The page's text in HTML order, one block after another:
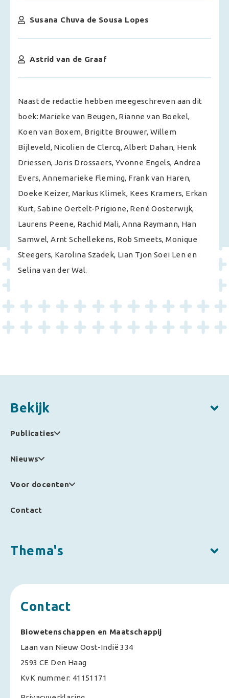
Susana Chuva de Sousa Lopes
Astrid van de Graaf
Naast de redactie hebben meegeschreven aan dit
boek: Marieke van Beugen, Rianne van Boekel,
Koen van Boxem, Brigitte Brouwer, Willem
Bijleveld, Nicolien de Clercq, Albert Dahan, Henk
Driessen, Joris Drossaers, Yvonne Engels, Andrea
Evers, Annemarieke Fleming, Frank van Haren,
Doeke Keizer, Markus Klimek, Kees Kramers, Erkan
Kurt, Sabine Oertelt-Prigione, René Oosterwijk,
Laurens Peene, Rachid Mali, Anna Raymann, Han
Samwel, Arnt Schellekens, Rob Smeets, Monique
Steegers, Karolina Szadek, Lian Tjon Soei Len en
Selina van der Wal.
Bekijk
Publicaties
Nieuws
Voor docenten
Contact
Thema's
Contact
Biowetenschappen en Maatschappij
Laan van Nieuw Oost-Indië 334
2593 CE Den Haag
KvK nummer: 41151171